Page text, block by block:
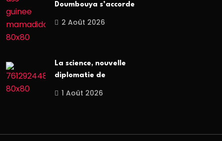
Doumbouya s’accorde
2 Août 2026
La science, nouvelle
diplomatie de
1 Août 2026